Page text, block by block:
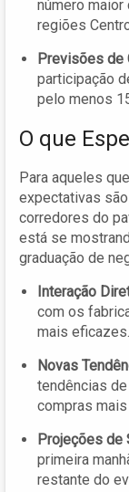
número
regiões
Previsões de
participação
pelo menos
O que
Para aqueles
expectativas
corredores do
está se
graduação de
Interação
com os
mais eficazes.
Novas
tendências
compras
Projeções de
primeira
restante do